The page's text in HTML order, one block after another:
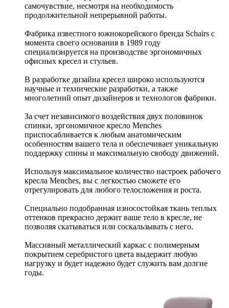
самочувствие, несмотря на необходимость
продолжительной непрерывной работы.
Фабрика известного южнокорейского бренда Schairs с
момента своего основания в 1989 году
специализируется на производстве эргономичных
офисных кресел и стульев.
В разработке дизайна кресел широко используются
научные и технические разработки, а также
многолетний опыт дизайнеров и технологов фабрики.
За счет независимого воздействия двух половинок
спинки, эргономичное кресло Menches
приспосабливается к любым анатомическим
особенностям вашего тела и обеспечивает уникальную
поддержку спины и максимальную свободу движений.
Используя максимальное количество настроек рабочего
кресла Menches, вы с легкостью сможете его
отрегулировать для любого телосложения и роста.
Специально подобранная износостойкая ткань теплых
оттенков прекрасно держит ваше тело в кресле, не
позволяя скатываться или соскальзывать с него.
Массивный металлический каркас с полимерным
покрытием серебристого цвета выдержит любую
нагрузку и будет надежно будет служить вам долгие
годы.